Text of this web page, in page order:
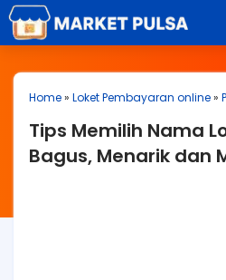
Home» Loket Pembayaran online»
Tips Memilih Nama
Bagus, Menarik dan